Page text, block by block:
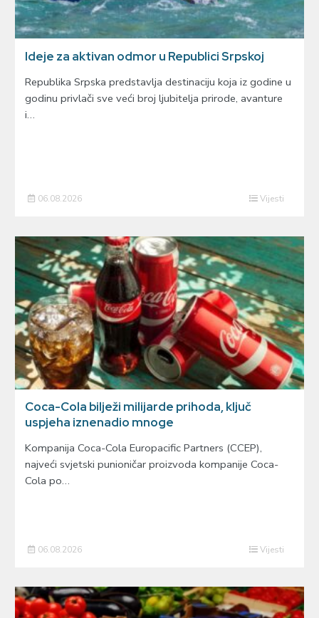
Ideje za aktivan odmor u Republici Srpskoj
Republika Srpska predstavlja destinaciju koja iz godine u
godinu privlači sve veći broj ljubitelja prirode, avanture
i…
06.08.2026 Vijesti
Coca-Cola bilježi milijarde prihoda, ključ
uspjeha iznenadio mnoge
Kompanija Coca-Cola Europacific Partners (CCEP),
najveći svjetski punioničar proizvoda kompanije Coca-
Cola po…
06.08.2026 Vijesti